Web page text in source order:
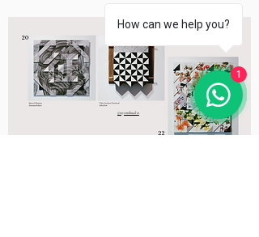
@raysmithstudio
How can we help you?
1